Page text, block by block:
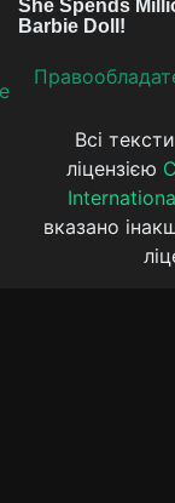
Всі
ліцензією
вказано